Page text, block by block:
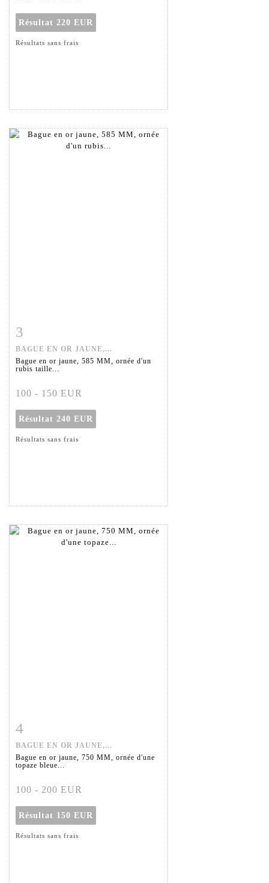
Résultat 220 EUR
Résultats sans frais
3
BAGUE EN OR JAUNE,...
Bague en or jaune, 585 MM, ornée d'un
rubis taille...
100 - 150 EUR
Résultat 240 EUR
Résultats sans frais
4
BAGUE EN OR JAUNE,...
Bague en or jaune, 750 MM, ornée d'une
topaze bleue...
100 - 200 EUR
Résultat 150 EUR
Résultats sans frais